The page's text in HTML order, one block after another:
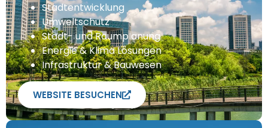
Stadtentwicklung
Umweltschutz
Stadt- und Raumplanung
Energie & Klima Lösungen
Infrastruktur & Bauwesen
WEBSITE BESUCHEN